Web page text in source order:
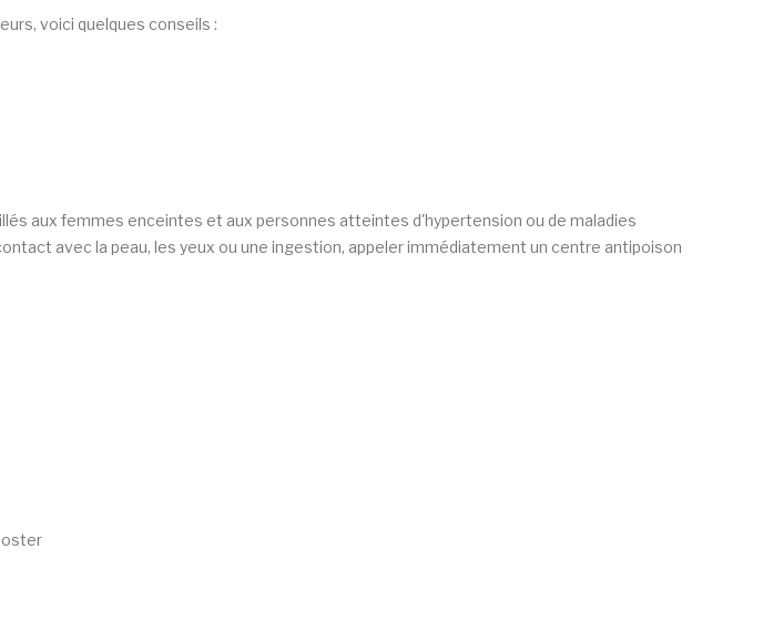
voici quelques conseils :
aux femmes enceintes et aux personnes atteintes d'hypertension ou de maladies
avec la peau, les yeux ou une ingestion, appeler immédiatement un centre antipoison